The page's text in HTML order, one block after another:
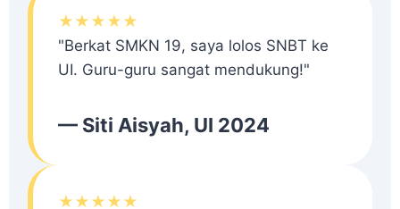
★★★★★
"Berkat SMKN 19, saya lolos SNBT ke
UI. Guru-guru sangat mendukung!"
— Siti Aisyah, UI 2024
★★★★★